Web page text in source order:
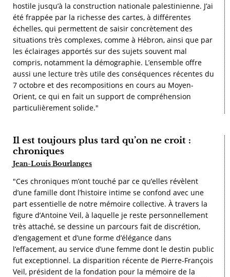
hostile jusqu’à la construction nationale palestinienne. J’ai
été frappée par la richesse des cartes, à différentes
échelles, qui permettent de saisir concrètement des
situations très complexes, comme à Hébron, ainsi que par
les éclairages apportés sur des sujets souvent mal
compris, notamment la démographie. L’ensemble offre
aussi une lecture très utile des conséquences récentes du
7 octobre et des recompositions en cours au Moyen-
Orient, ce qui en fait un support de compréhension
particulièrement solide."
Il est toujours plus tard qu’on ne croit :
chroniques
Jean-Louis Bourlanges
"Ces chroniques m’ont touché par ce qu’elles révèlent
d’une famille dont l’histoire intime se confond avec une
part essentielle de notre mémoire collective. À travers la
figure d’Antoine Veil, à laquelle je reste personnellement
très attaché, se dessine un parcours fait de discrétion,
d’engagement et d’une forme d’élégance dans
l’effacement, au service d’une femme dont le destin public
fut exceptionnel. La disparition récente de Pierre-François
Veil, président de la fondation pour la mémoire de la